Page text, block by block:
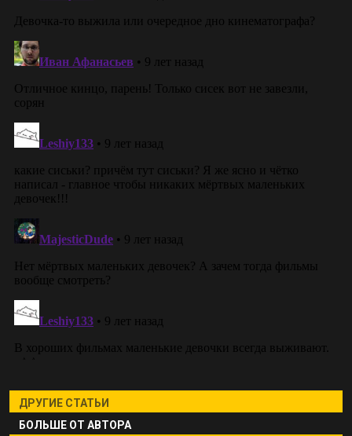
ДРУГИЕ СТАТЬИ
БОЛЬШЕ ОТ АВТОРА